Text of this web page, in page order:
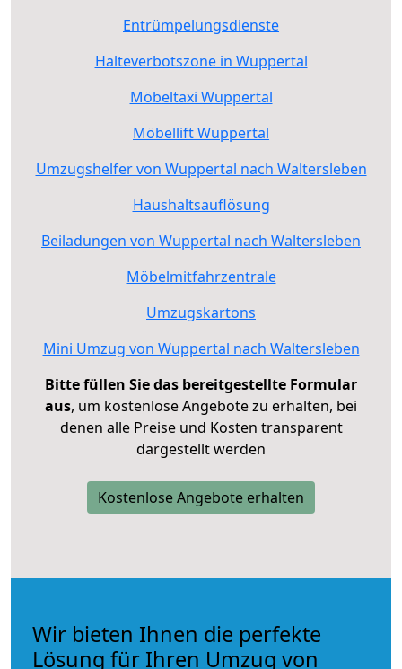
Entrümpelungsdienste
Halteverbotszone in Wuppertal
Möbeltaxi Wuppertal
Möbellift Wuppertal
Umzugshelfer von Wuppertal nach Waltersleben
Haushaltsauflösung
Beiladungen von Wuppertal nach Waltersleben
Möbelmitfahrzentrale
Umzugskartons
Mini Umzug von Wuppertal nach Waltersleben
Bitte füllen Sie das bereitgestellte Formular
aus, um kostenlose Angebote zu erhalten, bei
denen alle Preise und Kosten transparent
dargestellt werden
Kostenlose Angebote erhalten
Wir bieten Ihnen die perfekte
Lösung für Ihren Umzug von